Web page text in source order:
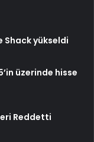
Shack yükseldi
üzerinde hisse
Reddetti